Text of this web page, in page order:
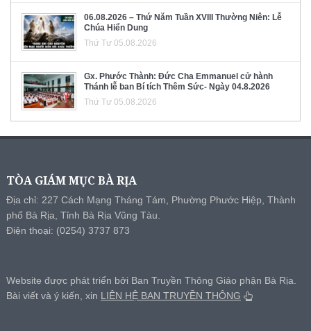
06.08.2026 – Thứ Năm Tuần XVIII Thường Niên: Lễ
Chúa Hiển Dung
Thứ Tư 05.08.2026
Gx. Phước Thành: Đức Cha Emmanuel cử hành
Thánh lễ ban Bí tích Thêm Sức- Ngày 04.8.2026
Thứ Tư 05.08.2026
TÒA GIÁM MỤC BÀ RỊA
Địa chỉ: 227 Cách Mạng Tháng Tám, Phường Phước Hiệp, Thành
phố Bà Rịa, Tỉnh Bà Rịa Vũng Tàu.
Điện thoại: (0254) 3737 873
Website được phát triển bởi Ban Truyền Thông Giáo phận Bà Rịa.
Bài viết và ý kiến, xin LIÊN HỆ BAN TRUYỀN THÔNG